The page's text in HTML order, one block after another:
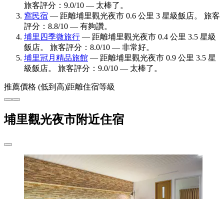
旅客評分：9.0/10 — 太棒了。
窩民宿 — 距離埔里觀光夜市 0.6 公里 3 星級飯店。 旅客
評分：8.8/10 — 有夠讚。
埔里四季微旅行 — 距離埔里觀光夜市 0.4 公里 3.5 星級
飯店。 旅客評分：8.0/10 — 非常好。
埔里冠月精品旅館 — 距離埔里觀光夜市 0.9 公里 3.5 星
級飯店。 旅客評分：9.0/10 — 太棒了。
推薦價格 (低到高)距離住宿等級
埔里觀光夜市附近住宿